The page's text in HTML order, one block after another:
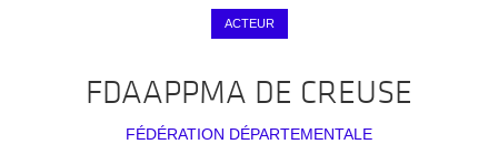
ACTEUR
FDAAPPMA DE CREUSE
FÉDÉRATION DÉPARTEMENTALE